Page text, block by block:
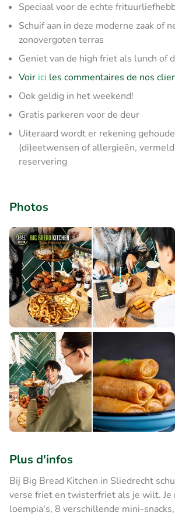
Speciaal voor de echte
Schuif aan in deze moderne zaak of
zonovergoten terras
Geniet van de high friet als lunch of
Voir ici les commentaires de nos
Ook geldig in het weekend!
Gratis parkeren voor de deur
Uiteraard wordt er rekening
(di)eetwensen of allergieën,
reservering
Photos
Plus d'infos
Bij Big Bread Kitchen in Sliedrecht
verse friet en twisterfriet als je wilt.
loempia's, 8 verschillende mini-